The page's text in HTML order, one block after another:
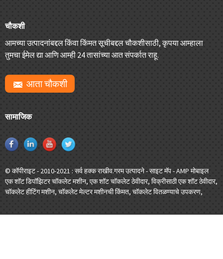
चौकशी
आमच्या उत्पादनांबद्दल किंवा किंमत सूचीबद्दल चौकशीसाठी, कृपया आम्हाला
तुमचा ईमेल द्या आणि आम्ही 24 तासांच्या आत संपर्कात राहू.
आता चौकशी
सामाजिक
© कॉपीराइट - 2010-2021 : सर्व हक्क राखीव.गरम उत्पादने-साइट मॅप-AMP मोबाइल
एक शॉट डिपॉझिटर चॉकलेट मशीन, एक शॉट चॉकलेट ठेवीदार, विक्रीसाठी एक शॉट ठेवीदार,
चॉकलेट हीटिंग मशीन, चॉकलेट मेल्टर मशीनची किंमत,चॉकलेट वितळण्याचे उपकरण,